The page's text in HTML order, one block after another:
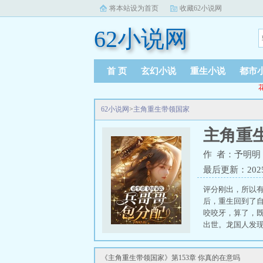
将本站设为首页 收藏62小说网
62小说网
首 页 玄幻小说 重生小说 都市
62小说网>主角重生带领国家
主角重
作 者：予明明
最后更新：
评分刚出，所以
后，重生回到了
咬咬牙，算了，
出世。龙国人发
队最有前途的天
（女主的精神力
《主角重生带领国家》第153章 你真的在意吗